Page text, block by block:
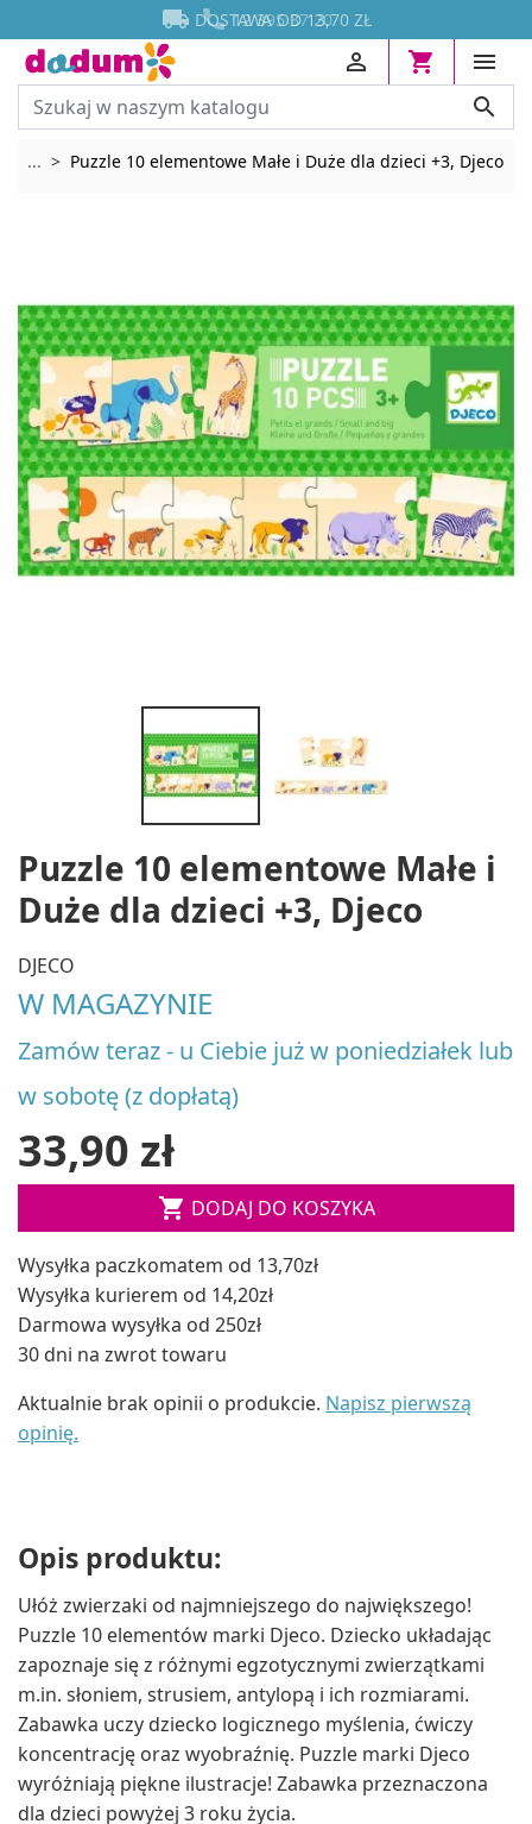

 DOSTAWA OD 13,70 ZŁ






... Rozwiń breadcrumbs
Puzzle 10 elementowe Małe i Duże dla dzieci +3, Djeco
Puzzle 10 elementowe Małe i
Duże dla dzieci +3, Djeco
DJECO
W MAGAZYNIE
Zamów teraz - u Ciebie już w poniedziałek lub
w sobotę (z dopłatą)
33,90 zł
 DODAJ DO KOSZYKA
Wysyłka paczkomatem od 13,70zł
Wysyłka kurierem od 14,20zł
Darmowa wysyłka od 250zł
30 dni na zwrot towaru
Aktualnie brak opinii o produkcie. Napisz pierwszą
opinię.
Opis produktu:
Ułóż zwierzaki od najmniejszego do największego!
Puzzle 10 elementów marki Djeco. Dziecko układając
zapoznaje się z różnymi egzotycznymi zwierzątkami
m.in. słoniem, strusiem, antylopą i ich rozmiarami.
Zabawka uczy dziecko logicznego myślenia, ćwiczy
koncentrację oraz wyobraźnię. Puzzle marki Djeco
wyróżniają piękne ilustracje! Zabawka przeznaczona
dla dzieci powyżej 3 roku życia.